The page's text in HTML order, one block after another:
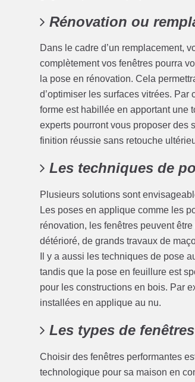
Rénovation ou
Dans le cadre d’un remplacement,
complètement vos fenêtres pourra
la pose en rénovation. Cela
d’optimiser les surfaces vitrées.
forme est habillée en apportant une
experts pourront vous proposer des
finition réussie sans retouche
Les techniques de
Plusieurs solutions sont
Les poses en applique comme les
rénovation, les fenêtres peuvent
détérioré, de grands travaux de
Il y a aussi les techniques de pose
tandis que la pose en feuillure est
pour les constructions en bois. Par
installées en applique au nu.
Les types de fenêtres
Choisir des fenêtres performantes
technologique pour sa maison en